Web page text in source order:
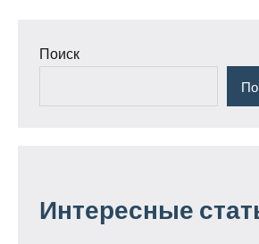
Поиск
Интересные